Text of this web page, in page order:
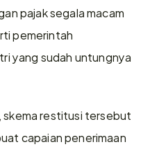
pajak segala macam
pemerintah
yang sudah untungnya
skema restitusi tersebut
capaian penerimaan